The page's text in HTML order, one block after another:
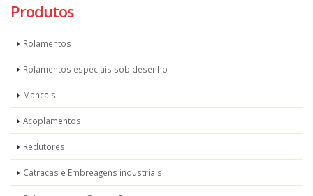
Produtos
Rolamentos
Rolamentos especiais sob desenho
Mancais
Acoplamentos
Redutores
Catracas e Embreagens industriais